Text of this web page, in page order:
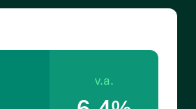
v.a.